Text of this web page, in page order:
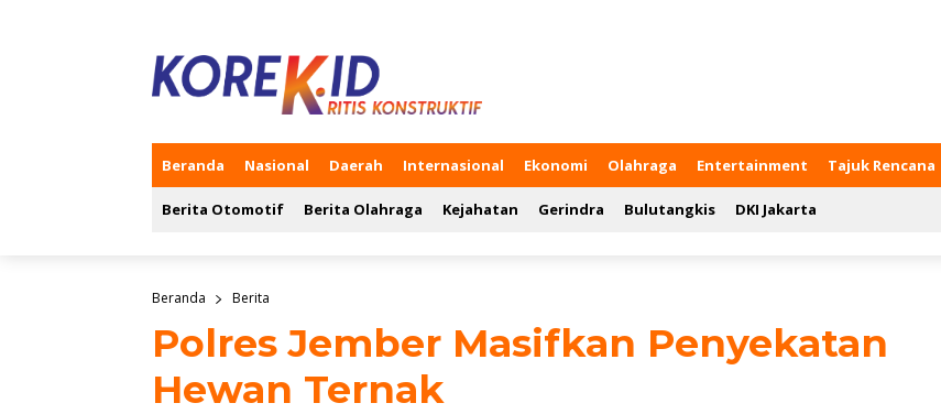
Beranda Nasional Daerah Internasional Ekonomi Olahraga Entertainment Tajuk Rencana
Berita Otomotif Berita Olahraga Kejahatan Gerindra Bulutangkis DKI Jakarta
Beranda Berita
Polres Jember Masifkan Penyekatan
Hewan Ternak